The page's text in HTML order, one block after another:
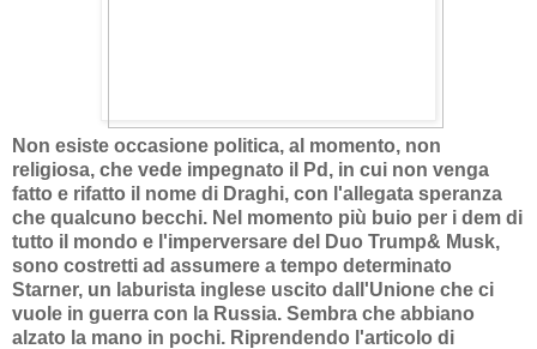
Non esiste occasione politica, al momento, non
religiosa, che vede impegnato il Pd, in cui non venga
fatto e rifatto il nome di Draghi, con l'allegata speranza
che qualcuno becchi. Nel momento più buio per i dem di
tutto il mondo e l'imperversare del Duo Trump& Musk,
sono costretti ad assumere a tempo determinato
Starner, un laburista inglese uscito dall'Unione che ci
vuole in guerra con la Russia. Sembra che abbiano
alzato la mano in pochi. Riprendendo l'articolo di